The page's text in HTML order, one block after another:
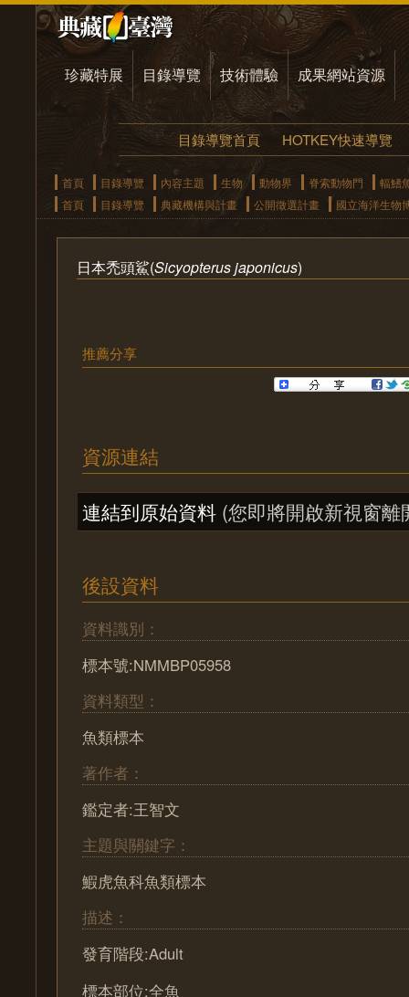
珍藏特展 目錄導覽 技術體驗 成果網站資源
目錄導覽首頁 HOTKEY快速導覽
首頁 目錄導覽 內容主題 生物 動物界 脊索動物門
輻鰭
首頁
目錄導覽 典藏機構與計畫 公開徵選計畫 國立海洋生物
日本禿頭鯊(Sicyopterus japonicus)
推薦分享
資源連結
連結到原始資料 (您即將開啟新視窗離
後設資料
資料識別：
標本號:NMMBP05958
資料類型：
魚類標本
著作者：
鑑定者:王智文
主題與關鍵字：
鰕虎魚科魚類標本
描述：
發育階段:Adult
標本部位:全魚